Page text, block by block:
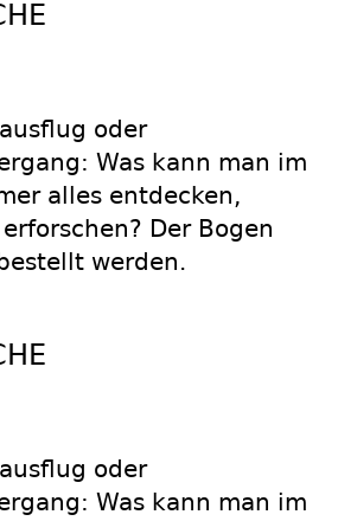
oder
Was kann man im
alles entdecken,
Der Bogen
werden.
oder
Was kann man im